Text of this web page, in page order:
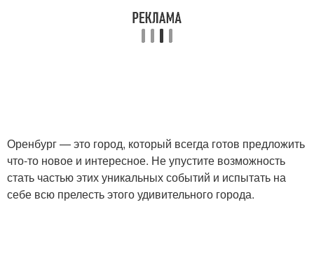
Оренбург — это город, который всегда готов предложить
что-то новое и интересное. Не упустите возможность
стать частью этих уникальных событий и испытать на
себе всю прелесть этого удивительного города.